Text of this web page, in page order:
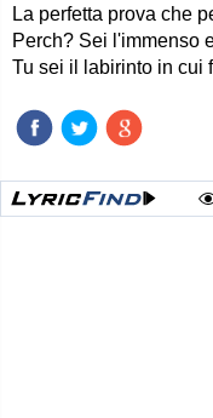
La perfetta prova che
Perch? Sei l'immenso
Tu sei il labirinto in cui